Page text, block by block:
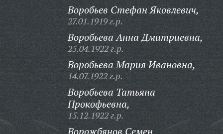
Воробьев Стефан Яковлевич,
27.01.1919 г.р.
Воробьева Анна Дмитриевна,
25.04.1922 г.р.
Воробьева Мария Ивановна,
14.07.1922 г.р.
Воробьева Татьяна
Прокофьевна,
15.12.1922 г.р.
Ворожбянов Семен